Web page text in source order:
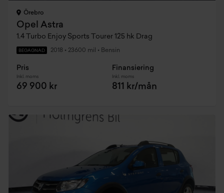
Örebro
Opel Astra
1.4 Turbo Enjoy Sports Tourer 125 hk Drag
BEGAGNAD 2018 • 23600 mil • Bensin
Pris
Inkl. moms
69 900 kr
Finansiering
Inkl. moms
811 kr/mån